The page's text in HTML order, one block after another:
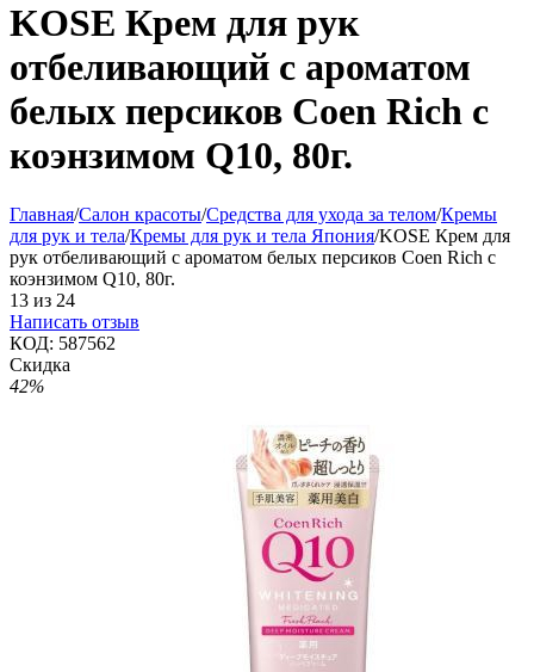
KOSE Крем для рук
отбеливающий с ароматом
белых персиков Coen Rich с
коэнзимом Q10, 80г.
Главная/Салон красоты/Средства для ухода за телом/Кремы
для рук и тела/Кремы для рук и тела Япония/KOSE Крем для
рук отбеливающий с ароматом белых персиков Coen Rich с
коэнзимом Q10, 80г.
13 из 24
Написать отзыв
КОД: 587562
Скидка
42%